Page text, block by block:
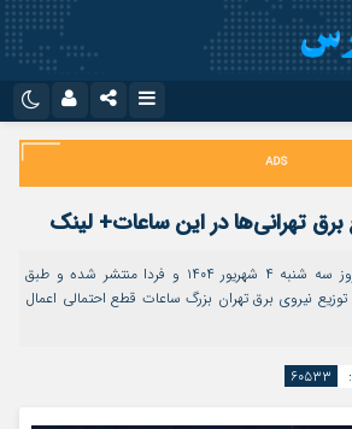
تلگرام
ایتا
اپلیکیشن
جدول قطعی برق تهران امروز سه شنبه ۴ شهریور ۱۴۰۴ و فردا منتشر شده و طبق
نیروی برق تهران بزرگ ساعات قطع احتمالی اعمال
۶۰۵۳۳